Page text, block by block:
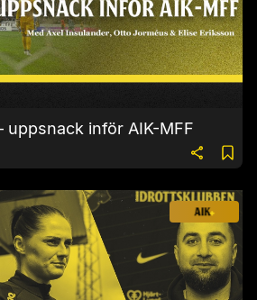
uppsnack inför AIK-MFF